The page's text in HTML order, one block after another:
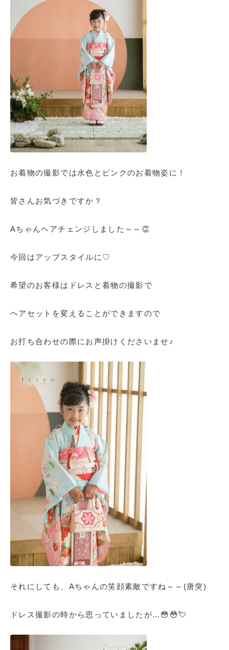
お着物の撮影では水色とピンクのお着物姿に！
皆さんお気づきですか？
Aちゃんヘアチェンジしました～～👏
今回はアップスタイルに♡
希望のお客様はドレスと着物の撮影で
ヘアセットを変えることができますので
お打ち合わせの際にお声掛けくださいませ♪
それにしても、Aちゃんの笑顔素敵ですね～～(唐突)
ドレス撮影の時から思っていましたが…😳😳💘